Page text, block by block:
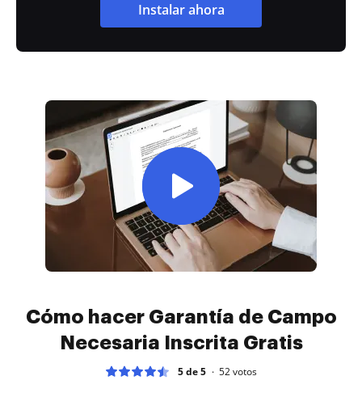
Instalar ahora
Cómo hacer Garantía de Campo
Necesaria Inscrita Gratis
5 de 5 52votos